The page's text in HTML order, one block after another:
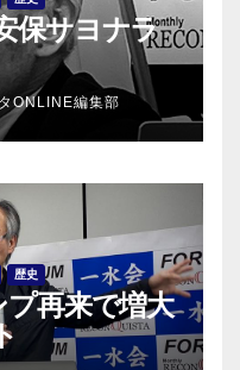
保サヨナラ
ONLINE編集部
歴史
再来で増大